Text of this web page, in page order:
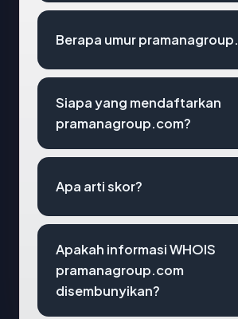
Berapa umur
Siapa yang mendaftarkan
pramanagroup.com?
Apa arti skor?
Apakah informasi WHOIS
pramanagroup.com
disembunyikan?